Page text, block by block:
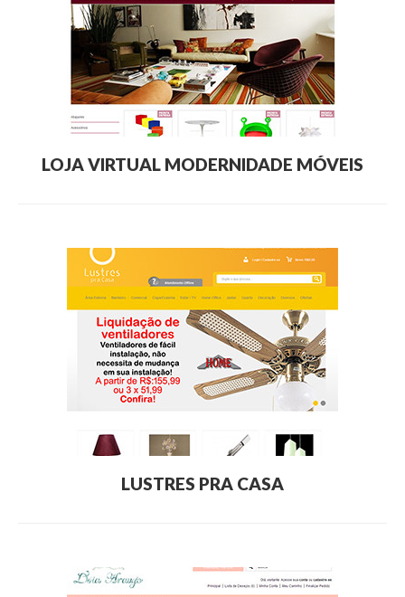
LOJA VIRTUAL MODERNIDADE MÓVEIS
LUSTRES PRA CASA